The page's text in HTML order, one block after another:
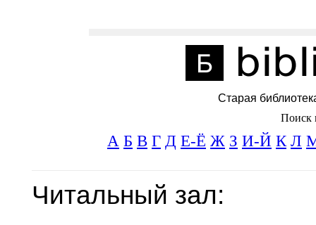
Старая
Поиск
А Б В Г Д Е-Ё Ж З И-Й К Л
Читальный зал: